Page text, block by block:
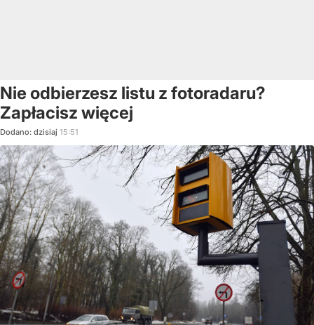
Nie odbierzesz listu z fotoradaru?
Zapłacisz więcej
Dodano: dzisiaj 15:51